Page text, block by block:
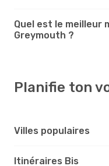
Quel est le meilleur
Greymouth ?
Planifie ton
Villes populaires
Itinéraires Bis